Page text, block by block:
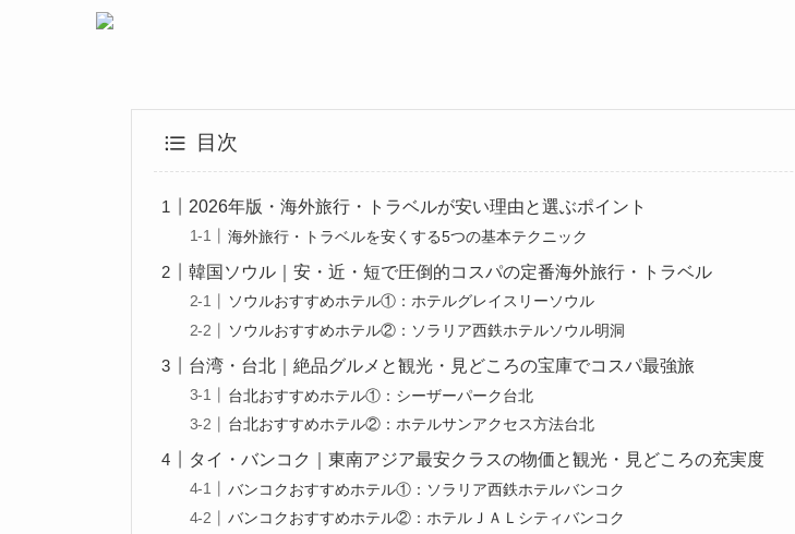
目次
2026年版・海外旅行・トラベルが安い理由と選ぶポイント
海外旅行・トラベルを安くする5つの基本テクニック
韓国ソウル｜安・近・短で圧倒的コスパの定番海外旅行・トラベル
ソウルおすすめホテル①：ホテルグレイスリーソウル
ソウルおすすめホテル②：ソラリア西鉄ホテルソウル明洞
台湾・台北｜絶品グルメと観光・見どころの宝庫でコスパ最強旅
台北おすすめホテル①：シーザーパーク台北
台北おすすめホテル②：ホテルサンアクセス方法台北
タイ・バンコク｜東南アジア最安クラスの物価と観光・見どころの充実度
バンコクおすすめホテル①：ソラリア西鉄ホテルバンコク
バンコクおすすめホテル②：ホテルＪＡＬシティバンコク